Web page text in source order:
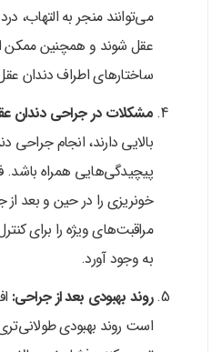
می‌توانند منجر به التهاب،
عقل شوند و همچنین
ساختارهای اطراف دندان
مشکلات در جراحی دندان
بالایی دارند، انجام
پیچیدگی‌هایی همراه باشد.
خونریزی را در حین و بعد
مراقبت‌های ویژه را برای
به وجود آورد.
روند بهبودی بعد از جراحی:
است روند بهبودی